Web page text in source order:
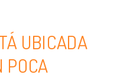
UBICADA
POCA